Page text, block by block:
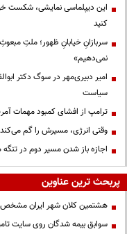
این دیپلماسی نمایشی، شکست
کنید
سربازانِ خیابانِ ظهور؛ ملتِ
نمی‌دهیم»
امیر دبیری‌مهر در سوگ دکتر
سیاست
ترامپ از افشای کمبود مهمات
وقتی انرژی، مسیرش را گم می‌کند
اجازه باز شدن مسیر دوم در تنگه
پربحث ترین عناوین
هشتمین کلان شهر ایران
سوابق بیمه شدگان روی سایت